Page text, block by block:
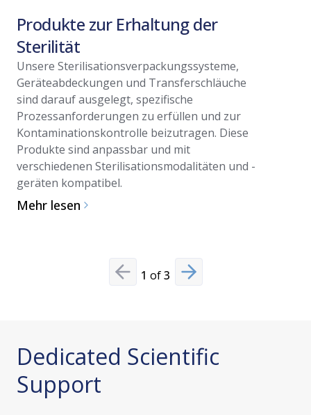
Produkte zur Erhaltung der
Sterilität
Unsere Sterilisationsverpackungssysteme,
Geräteabdeckungen und Transferschläuche
sind darauf ausgelegt, spezifische
Prozessanforderungen zu erfüllen und zur
Kontaminationskontrolle beizutragen. Diese
Produkte sind anpassbar und mit
verschiedenen Sterilisationsmodalitäten und -
geräten kompatibel.
Mehr lesen
Previous slide
1 of3 Next slide
Dedicated Scientific
Support